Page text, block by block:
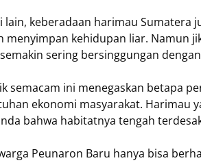
lain, keberadaan harimau
menyimpan kehidupan liar. Namun
sering bersinggungan
semacam ini menegaskan betapa
ekonomi masyarakat. Harimau
bahwa habitatnya tengah
Peunaron Baru hanya bisa